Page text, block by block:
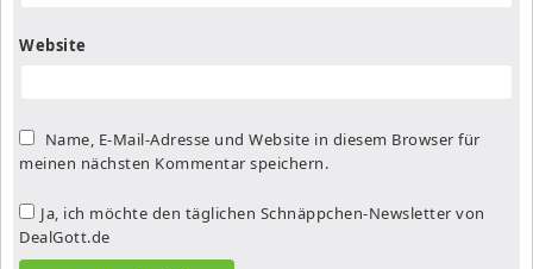
Website
Name, E-Mail-Adresse und Website in diesem Browser für
meinen nächsten Kommentar speichern.
Ja, ich möchte den täglichen Schnäppchen-Newsletter von
DealGott.de